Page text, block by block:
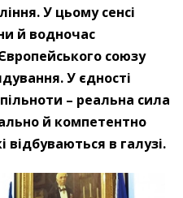
У цьому сенсі
й водночас
союзу
У єдності
– реальна сила
й компетентно
відбуваються в галузі.